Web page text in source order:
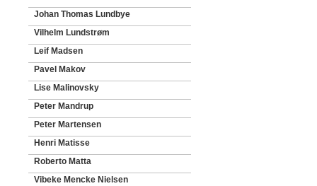
Johan Thomas Lundbye
Vilhelm Lundstrøm
Leif Madsen
Pavel Makov
Lise Malinovsky
Peter Mandrup
Peter Martensen
Henri Matisse
Roberto Matta
Vibeke Mencke Nielsen